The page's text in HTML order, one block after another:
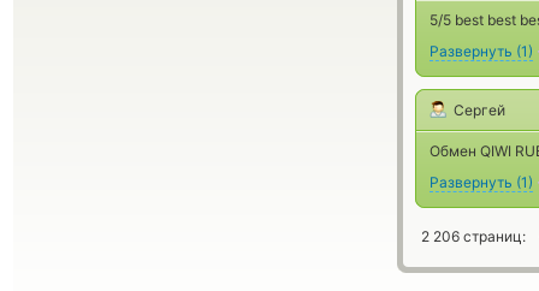
5/5 best best
Развернуть (1)
Сергей
Обмен QIWI
Развернуть (1)
2 206 страниц: